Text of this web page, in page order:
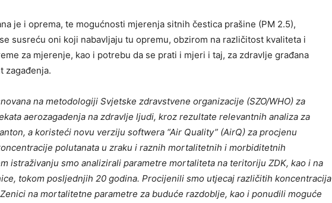
je i oprema, te mogućnosti mjerenja sitnih čestica prašine (PM 2.5),
susreću oni koji nabavljaju tu opremu, obzirom na različitost kvaliteta i
za mjerenje, kao i potrebu da se prati i mjeri i taj, za zdravlje građana
zagađenja.
na metodologiji Svjetske zdravstvene organizacije (SZO/WHO) za
aerozagadenja na zdravlje ljudi, kroz rezultate relevantnih analiza za
a koristeći novu verziju softwera “Air Quality” (AirQ) za procjenu
polutanata u zraku i raznih mortalitetnih i morbiditetnih
istraživanju smo analizirali parametre mortaliteta na teritoriju ZDK, kao i na
tokom posljednjih 20 godina. Procijenili smo utjecaj različitih koncentracija
na mortalitetne parametre za buduće razdoblje, kao i ponudili moguće